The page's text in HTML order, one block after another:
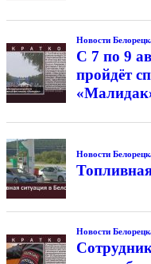
Новости
С 7 по 9
пройдёт
Новости
Новости